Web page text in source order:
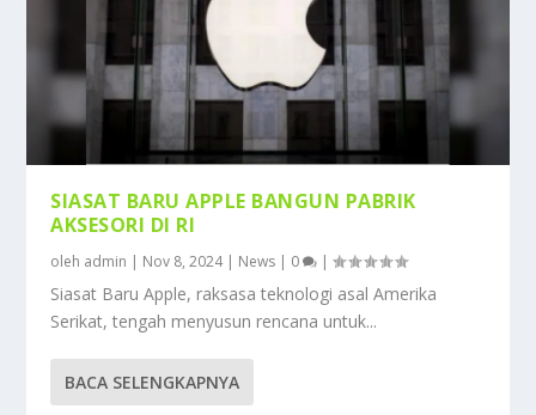
SIASAT BARU APPLE BANGUN PABRIK
AKSESORI DI RI
oleh admin | Nov 8, 2024| News | 0 |
Siasat Baru Apple, raksasa teknologi asal Amerika
Serikat, tengah menyusun rencana untuk...
BACA SELENGKAPNYA